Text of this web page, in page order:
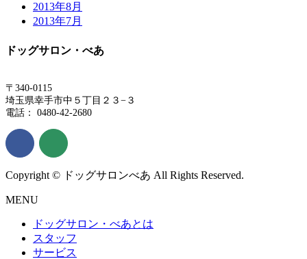
2013年8月
2013年7月
ドッグサロン・べあ
〒340-0115
埼玉県幸手市中５丁目２３−３
電話： 0480-42-2680
Copyright © ドッグサロンべあ All Rights Reserved.
MENU
ドッグサロン・べあとは
スタッフ
サービス